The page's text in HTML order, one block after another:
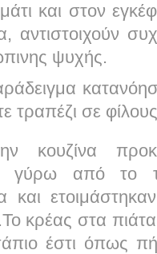
και στον
αντιστοιχούν
ψυχής.
τραπέζι σε
κουζίνα
γύρω από το
και
κρέας στα
έστι όπως